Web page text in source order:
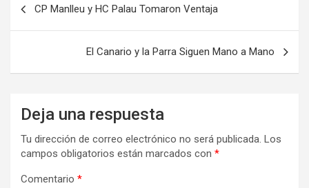
CP Manlleu y HC Palau Tomaron Ventaja
El Canario y la Parra Siguen Mano a Mano
Deja una respuesta
Tu dirección de correo electrónico no será publicada. Los
campos obligatorios están marcados con *
Comentario *